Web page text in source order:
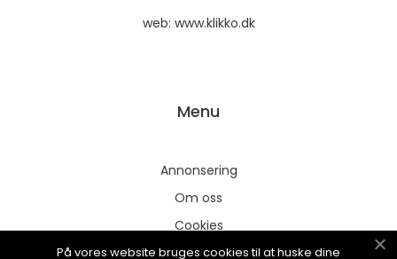
web: www.klikko.dk
Menu
Annonsering
Om oss
Cookies
Kontakta oss
På vores website bruges cookies til at huske dine